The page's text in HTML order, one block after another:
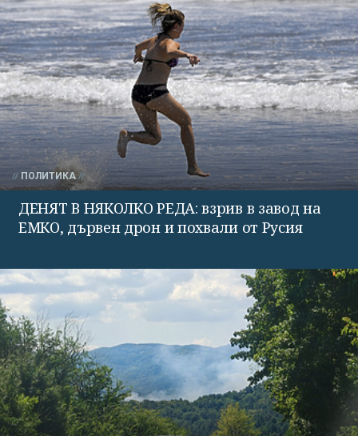
ПОЛИТИКА
ДЕНЯТ В НЯКОЛКО РЕДА: взрив в завод на
ЕМКО, дървен дрон и похвали от Русия